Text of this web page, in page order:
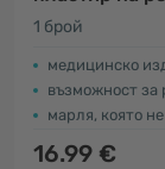
XXL
1 брой
медицинско
възможност за рязане на
марля, която не
16.99 €